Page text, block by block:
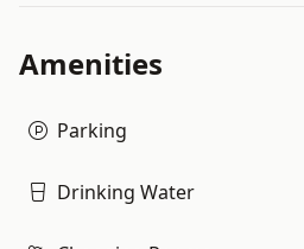
Amenities
Parking
Drinking Water